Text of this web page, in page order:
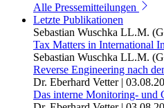
Alle Pressemitteilungen
Letzte Publikationen
Sebastian Wuschka LL.M.
Tax Matters in International
Sebastian Wuschka LL.M.
Reverse Engineering nach
Dr. Eberhard Vetter |
Das interne Monitoring-